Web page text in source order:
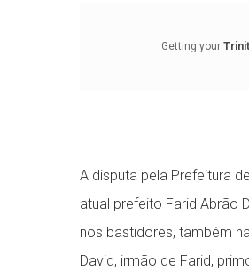
Pressione Enter para
Getting your
A disputa pela Prefeitura
atual prefeito Farid Abrão
nos bastidores, também
David, irmão de Farid,